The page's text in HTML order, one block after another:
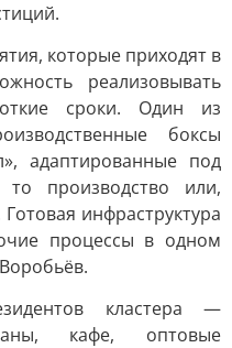
которые приходят в
реализовывать
сроки. Один из
боксы
адаптированные под
производство или,
инфраструктура
процессы в одном
кластера —
кафе, оптовые